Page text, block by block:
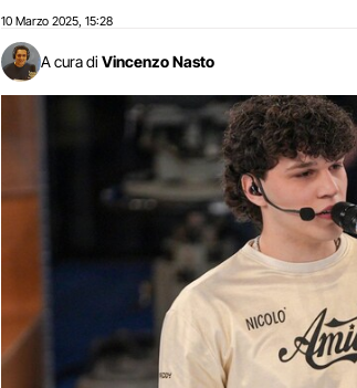
10 Marzo 2025 15:28
A cura di Vincenzo Nasto